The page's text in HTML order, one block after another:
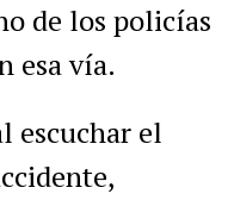
de los policías
esa vía.
escuchar el